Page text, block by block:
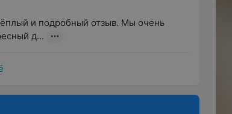
и подробный отзыв. Мы очень
д...